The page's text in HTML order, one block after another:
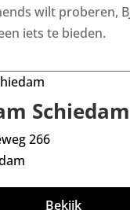
wilt proberen,
iets te bieden.
Schiedam
266
Bekijk